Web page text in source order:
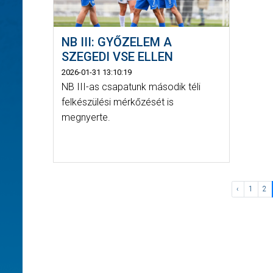
NB III: GYŐZELEM A
SZEGEDI VSE ELLEN
2026-01-31 13:10:19
NB III-as csapatunk második téli
felkészülési mérkőzését is
megnyerte.
‹ 1 2